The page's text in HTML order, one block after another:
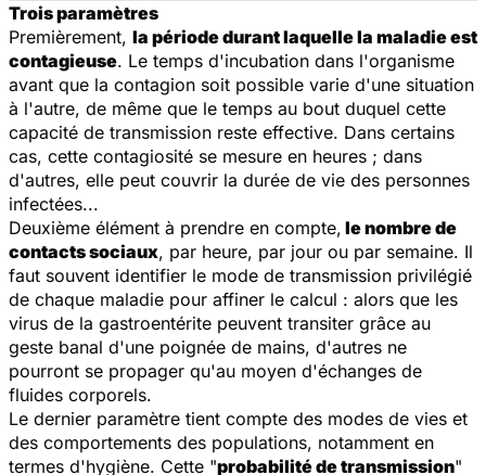
Trois paramètres
Premièrement, la période durant laquelle la maladie est
contagieuse. Le temps d'incubation dans l'organisme
avant que la contagion soit possible varie d'une situation
à l'autre, de même que le temps au bout duquel cette
capacité de transmission reste effective. Dans certains
cas, cette contagiosité se mesure en heures ; dans
d'autres, elle peut couvrir la durée de vie des personnes
infectées...
Deuxième élément à prendre en compte, le nombre de
contacts sociaux, par heure, par jour ou par semaine. Il
faut souvent identifier le mode de transmission privilégié
de chaque maladie pour affiner le calcul : alors que les
virus de la gastroentérite peuvent transiter grâce au
geste banal d'une poignée de mains, d'autres ne
pourront se propager qu'au moyen d'échanges de
fluides corporels.
Le dernier paramètre tient compte des modes de vies et
des comportements des populations, notamment en
termes d'hygiène. Cette "probabilité de transmission"